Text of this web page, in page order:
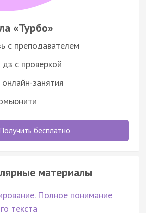
«Турбо»
с преподавателем
с проверкой
занятия
Получить бесплатно
материалы
Полное понимание
текста